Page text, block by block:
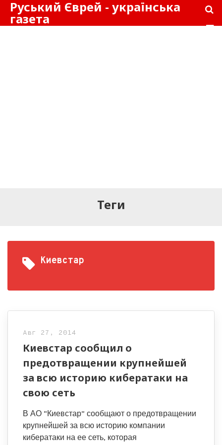
Руський Єврей - українська
газета
Теги
Киевстар
Авг 27, 2014
Киевстар сообщил о
предотвращении крупнейшей
за всю историю кибератаки на
свою сеть
В АО “Киевстар” сообщают о предотвращении
крупнейшей за всю историю компании
кибератаки на ее сеть, которая